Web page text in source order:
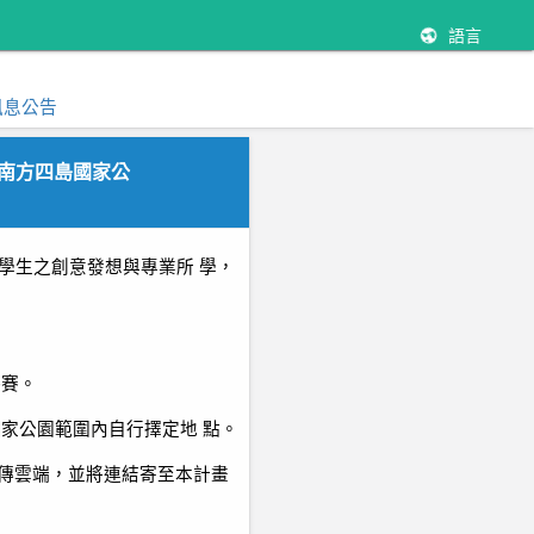
語言
公告
方四島國家公
生之創意發想與專業所 學，
。
公園範圍內自行擇定地 點。
雲端，並將連結寄至本計畫